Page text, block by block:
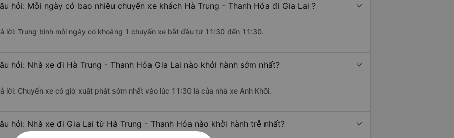
hỏi: Mỗi ngày có bao nhiêu chuyến xe khách Hà Trung - Thanh Hóa đi Gia Lai ?
lời: Trung bình mỗi ngày có khoảng 1 chuyến xe bắt đầu từ 11:30 đến 11:30.
hỏi: Nhà xe đi Hà Trung - Thanh Hóa Gia Lai nào khởi hành sớm nhất?
lời: Chuyến xe có giờ xuất phát sớm nhất vào lúc 11:30 là của nhà xe Anh Khôi.
hỏi: Nhà xe đi Gia Lai từ Hà Trung - Thanh Hóa nào khởi hành trễ nhất?